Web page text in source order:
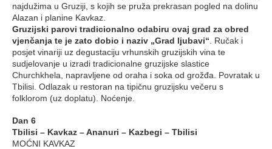
najdužima u Gruziji, s kojih se pruža prekrasan pogled na dolinu
Alazan i planine Kavkaz.
Gruzijski parovi tradicionalno odabiru ovaj grad za obred
vjenčanja te je zato dobio i naziv „Grad ljubavi“ . Ručak i
posjet vinariji uz degustaciju vrhunskih gruzijskih vina te
sudjelovanje u izradi tradicionalne gruzijske slastice
Churchkhela, napravljene od oraha i soka od grožđa. Povratak u
Tbilisi. Odlazak u restoran na tipičnu gruzijsku večeru s
folklorom (uz doplatu). Noćenje.
Dan 6
Tbilisi – Kavkaz – Ananuri – Kazbegi – Tbilisi
MOĆNI KAVKAZ